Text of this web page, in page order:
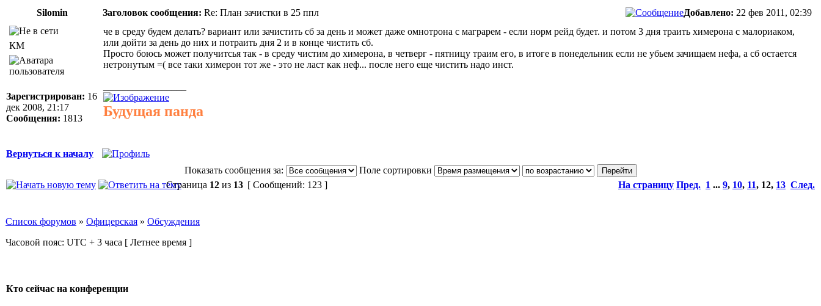
Silomin
Заголовок сообщения: Re: План зачистки в 25 ппл Добавлено: 22 фев 2011, 02:39
КМ
Зарегистрирован: 16
дек 2008, 21:17
Сообщения: 1813
че в среду будем делать? вариант или зачистить сб за день и может даже омнотрона с маграрем - если норм рейд будет. и потом 3 дня траить химерона с малориаком,
или дойти за день до них и потраить дня 2 и в конце чистить сб.
Просто боюсь может получитсья так - в среду чистим до химерона, в четверг - пятницу траим его, в итоге в понедельник если не убьем зачищаем нефа, а сб остается
нетронутым =( все таки химерон тот же - это не ласт как неф... после него еще чистить надо инст.
Будущая панда
Вернуться к началу
Показать сообщения за:
Поле сортировки
Страница 12 из 13 [ Сообщений: 123 ] На страницу Пред. 1 ... 9, 10, 11, 12, 13 След.
Список форумов » Офицерская » Обсуждения
Часовой пояс: UTC + 3 часа [ Летнее время ]
Кто сейчас на конференции